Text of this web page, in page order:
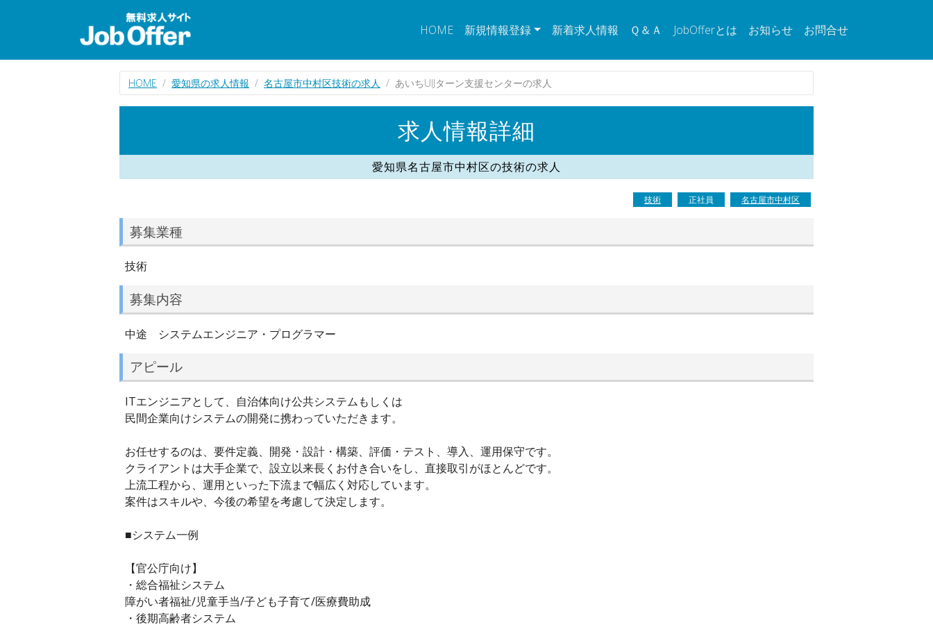
HOME 新規情報登録 新着求人情報 Ｑ＆Ａ JobOfferとは お知らせ お問合せ
HOME 愛知県の求人情報 名古屋市中村区技術の求人 あいちUIJターン支援センターの求人
求人情報詳細
愛知県名古屋市中村区の技術の求人
技術 正社員 名古屋市中村区
募集業種
技術
募集内容
中途 システムエンジニア・プログラマー
アピール
ITエンジニアとして、自治体向け公共システムもしくは
民間企業向けシステムの開発に携わっていただきます。
お任せするのは、要件定義、開発・設計・構築、評価・テスト、導入、運用保守です。
クライアントは大手企業で、設立以来長くお付き合いをし、直接取引がほとんどです。
上流工程から、運用といった下流まで幅広く対応しています。
案件はスキルや、今後の希望を考慮して決定します。
■システム一例
【官公庁向け】
・総合福祉システム
障がい者福祉/児童手当/子ども子育て/医療費助成
・後期高齢者システム